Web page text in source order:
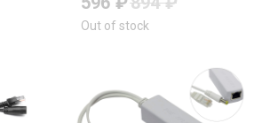
Out of stock